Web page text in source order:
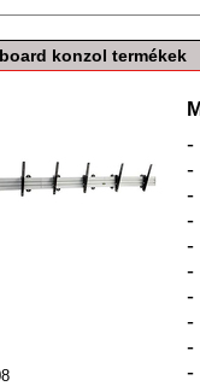
konzol termékek
-
-
-
-
-
-
-
-
-
-